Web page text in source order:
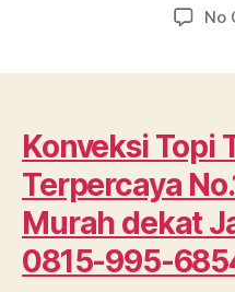
No
Konveksi Topi
Terpercaya
Murah dekat
0815-995-